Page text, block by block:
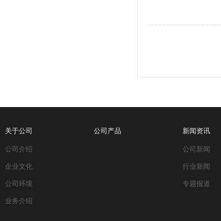
关于公司
公司介绍
企业文化
公司环境
业务介绍
公司产品 新闻资讯
公司新闻
行业新闻
专题报道